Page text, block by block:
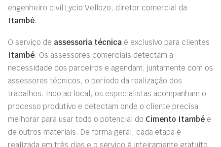
engenheiro civil Lycio Vellozo, diretor comercial da
Itambé.
O serviço de assessoria técnica é exclusivo para clientes
Itambé. Os assessores comerciais detectam a
necessidade dos parceiros e agendam, juntamente com os
assessores técnicos, o período da realização dos
trabalhos. Indo ao local, os especialistas acompanham o
processo produtivo e detectam onde o cliente precisa
melhorar para usar todo o potencial do Cimento Itambé e
de outros materiais. De forma geral, cada etapa é
realizada em três dias e o serviço é inteiramente gratuito.